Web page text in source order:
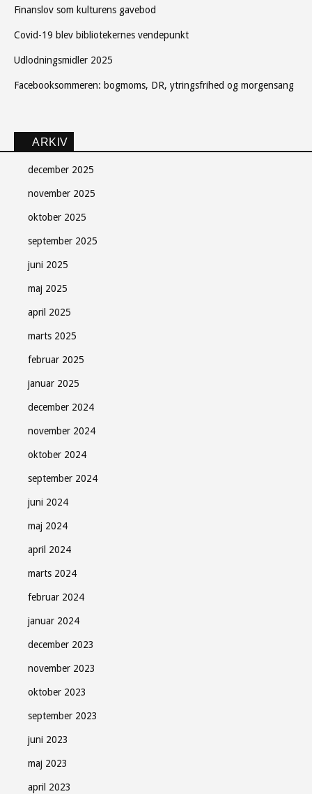
Finanslov som kulturens gavebod
Covid-19 blev bibliotekernes vendepunkt
Udlodningsmidler 2025
Facebooksommeren: bogmoms, DR, ytringsfrihed og morgensang
ARKIV
december 2025
november 2025
oktober 2025
september 2025
juni 2025
maj 2025
april 2025
marts 2025
februar 2025
januar 2025
december 2024
november 2024
oktober 2024
september 2024
juni 2024
maj 2024
april 2024
marts 2024
februar 2024
januar 2024
december 2023
november 2023
oktober 2023
september 2023
juni 2023
maj 2023
april 2023